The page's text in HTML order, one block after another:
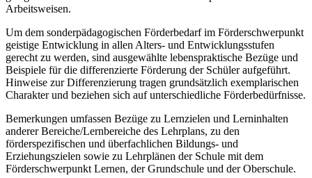
Arbeitsweisen.
Um dem sonderpädagogischen Förderbedarf im Förderschwerpunkt
geistige Entwicklung in allen Alters- und Entwicklungsstufen
gerecht zu werden, sind ausgewählte lebenspraktische Bezüge und
Beispiele für die differenzierte Förderung der Schüler aufgeführt.
Hinweise zur Differenzierung tragen grundsätzlich exemplarischen
Charakter und beziehen sich auf unterschiedliche Förderbedürfnisse.
Bemerkungen umfassen Bezüge zu Lernzielen und Lerninhalten
anderer Bereiche/Lernbereiche des Lehrplans, zu den
förderspezifischen und überfachlichen Bildungs- und
Erziehungszielen sowie zu Lehrplänen der Schule mit dem
Förderschwerpunkt Lernen, der Grundschule und der Oberschule.